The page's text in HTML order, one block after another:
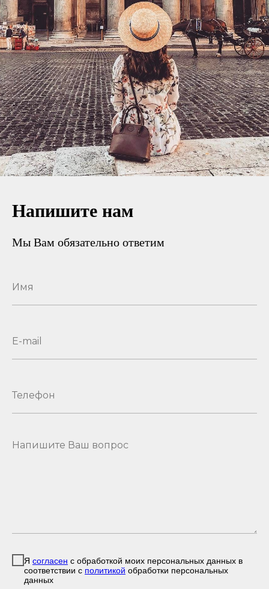
Напишите нам
Мы Вам обязательно ответим
Я согласен с обработкой моих персональных данных в
соответствии с политикой обработки персональных
данных